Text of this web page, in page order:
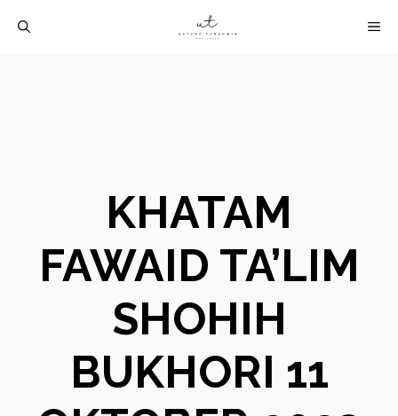
KHATAM
FAWAID TA’LIM
SHOHIH
BUKHORI 11